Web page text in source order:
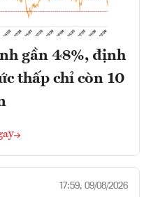
gần 48%, định
thấp chỉ còn 10
17:59, 09/08/2026